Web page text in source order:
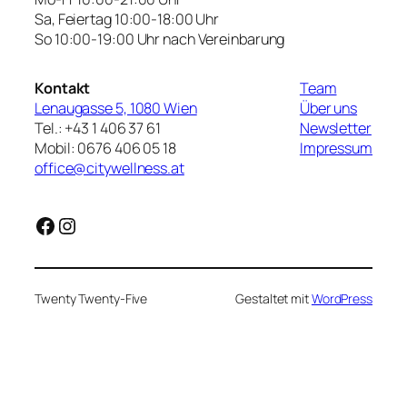
Sa, Feiertag 10:00-18:00 Uhr
So 10:00-19:00 Uhr nach Vereinbarung
Kontakt
Lenaugasse 5, 1080 Wien
Tel.: +43 1 406 37 61
Mobil: 0676 406 05 18
office@citywellness.at
Team
Über uns
Newsletter
Impressum
Facebook
Instagram
Twenty Twenty-Five Gestaltet mitWordPress